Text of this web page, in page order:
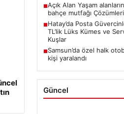
■Açık Alan Yaşam
bahçe mutfağı Çözümleri
■Hatay’da Posta
TL’lik Lüks Kümes ve
Kuşlar
■Samsun’da özel halk
kişi yaralandı
Güncel